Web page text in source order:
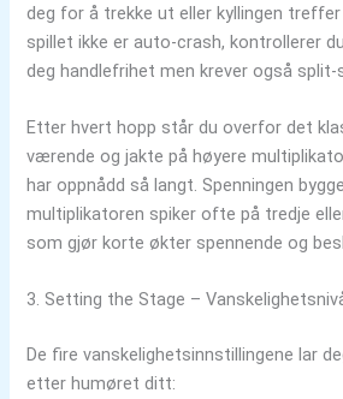
deg for å trekke ut eller kyllingen
spillet ikke er auto‑crash, kontrollerer
deg handlefrihet men krever også
Etter hvert hopp står du overfor det
værende og jakte på høyere
har oppnådd så langt. Spenningen
multiplikatoren spiker ofte på tredje
som gjør korte økter spennende og
3. Setting the Stage –
De fire vanskelighetsinnstillingene lar
etter humøret ditt: